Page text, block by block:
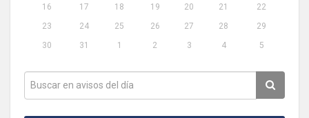
16
17 18 19 20 21
22
23
24 25 26 27 28
29
30
31 1 2 3 4 5